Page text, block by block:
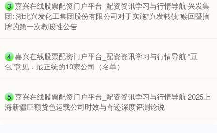
3 ​嘉兴在线股票配资门户平台_配资资讯学习与行情导航 兴发集
团: 湖北兴发化工集团股份有限公司对于实施“兴发转债”赎回暨摘
牌的第一次教唆性公告
4 ​嘉兴在线股票配资门户平台_配资资讯学习与行情导航 “豆
包”意见：最正统的10家公司（名单）
5 ​嘉兴在线股票配资门户平台_配资资讯学习与行情导航 2025上
海新疆巨额货色运载公司时效与奇迹深度评测论说